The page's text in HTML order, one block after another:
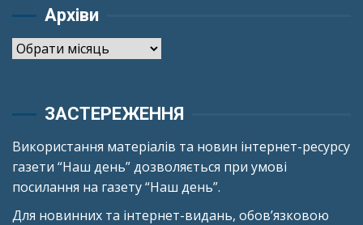
Архіви
Архіви
ЗАСТЕРЕЖЕННЯ
Використання матеріалів та новин інтернет-ресурсу
газети “Наш день” дозволяється при умові
посилання на газету “Наш день”.
Для новинних та інтернет-видань, обов’язковою